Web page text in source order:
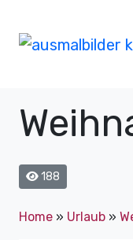
188
Home » Urlaub »